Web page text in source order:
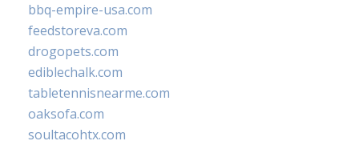
bbq-empire-usa.com
feedstoreva.com
drogopets.com
ediblechalk.com
tabletennisnearme.com
oaksofa.com
soultacohtx.com